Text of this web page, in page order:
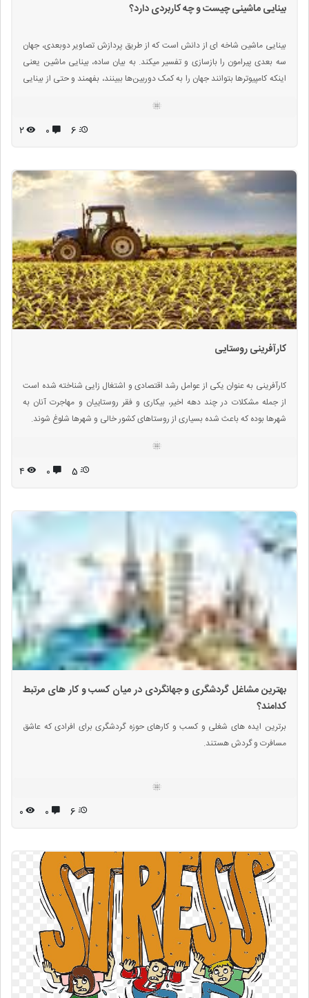
بینایی ماشینی چیست و چه کاربردی دارد؟
بینایی ماشین شاخه ای از دانش است که از طریق پردازش تصاویر دوبعدی، جهان
سه بعدی پیرامون را بازسازی و تفسیر میکند. به بیان ساده، بینایی ماشین یعنی
اینکه کامپیوترها بتوانند جهان را به کمک دوربین‌ها ببینند، بفهمند و حتی از بینایی
جای انسان ببیند، مورد استفاده قرار گیرد.
6 ۰ ۲
کارآفرینی روستایی
کارآفرینی به عنوان یکی از عوامل رشد اقتصادی و اشتغال‌ زایی شناخته شده ‌است
از جمله مشکلات در چند دهه اخیر، بیکاری و فقر روستاییان و مهاجرت آنان به
شهرها بوده که باعث شده بسیاری از روستاهای کشور خالی و شهرها شلوغ شوند.
5 ۰ ۴
بهترین مشاغل گردشگری و جهانگردی در میان کسب و کار های مرتبط
کدامند؟
برترین ایده های شغلی و کسب و کارهای حوزه گردشگری برای افرادی که عاشق
مسافرت و گردش هستند.
6 ۰ ۰